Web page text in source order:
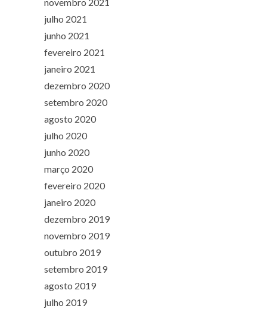
julho 2021
junho 2021
fevereiro 2021
janeiro 2021
dezembro 2020
setembro 2020
agosto 2020
julho 2020
junho 2020
março 2020
fevereiro 2020
janeiro 2020
dezembro 2019
novembro 2019
outubro 2019
setembro 2019
agosto 2019
julho 2019